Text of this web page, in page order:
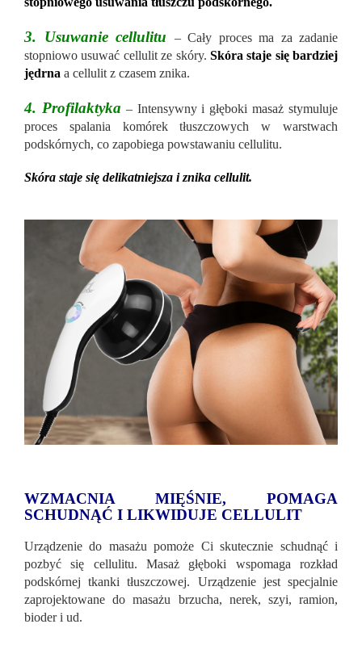
3. Usuwanie cellulitu
– Cały proces ma za zadanie
stopniowo usuwać cellulit ze skóry. Skóra staje się bardziej
jędrna a cellulit z czasem znika.
4. Profilaktyka – Intensywny i głęboki masaż stymuluje
proces spalania komórek tłuszczowych w warstwach
podskórnych, co zapobiega powstawaniu cellulitu.
Skóra staje się delikatniejsza i znika cellulit.
WZMACNIA MIĘŚNIE, POMAGA
SCHUDNĄĆ I LIKWIDUJE CELLULIT
Urządzenie do masażu pomoże Ci skutecznie schudnąć i
pozbyć się cellulitu. Masaż głęboki wspomaga rozkład
podskórnej tkanki tłuszczowej. Urządzenie jest specjalnie
zaprojektowane do masażu brzucha, nerek, szyi, ramion,
bioder i ud.